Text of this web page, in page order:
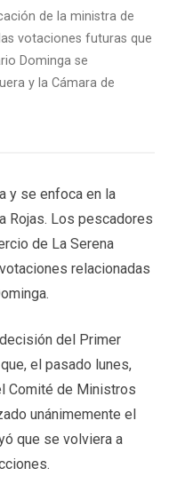
de la ministra de
votaciones futuras que
Dominga se
y la Cámara de
y se enfoca en la
Rojas. Los pescadores
de La Serena
relacionadas
del Primer
el pasado lunes,
Comité de Ministros
unánimemente el
que se volviera a